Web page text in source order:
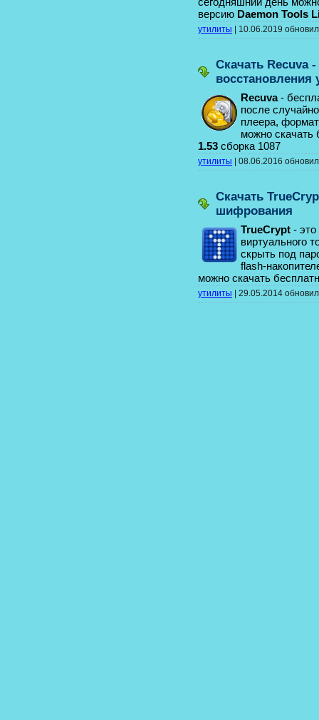
версию Daemon Tools
утилиты 10.06.2019
Скачать Recuva
Recuva-
после
плеера,
можно
1.53 сборка 1087
утилиты 08.06.2016
Скачать
шифрования
TrueCrypt -
виртуального
скрыть под
flash-
можно скачать
утилиты 29.05.2014